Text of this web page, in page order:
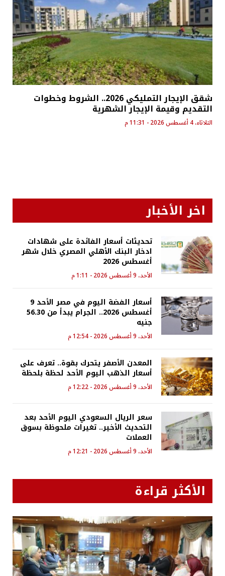
شقق الإيجار التمليكي 2026.. الشروط وخطوات
التقديم وقيمة الإيجار الشهرية
الثلاثاء، 4 أغسطس 2026 - 11:31 م
اخر الأخبار
تحديثات أسعار الفائدة على شهادات
ادخار البنك الأهلي المصري خلال شهر
أغسطس 2026
الأحد، 9 أغسطس 2026 - 1:11 م
أسعار الفضة اليوم في مصر الأحد 9
أغسطس 2026.. الجرام يبدأ من 56.30
جنيه
الأحد، 9 أغسطس 2026 - 12:54 م
المعدن الأصفر يتحرك بقوة.. تعرف على
أسعار الذهب اليوم الأحد لحظة بلحظة
الأحد، 9 أغسطس 2026 - 12:22 م
سعر الريال السعودي اليوم الأحد بعد
التحديث الأخير.. تغيرات ملحوظة بسوق
العملات
الأحد، 9 أغسطس 2026 - 12:21 م
الأكثر قراءة